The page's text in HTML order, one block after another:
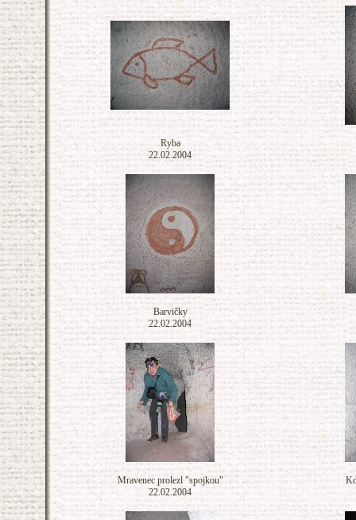
Ryba
22.02.2004
Barvičky
22.02.2004
Mravenec prolezl "spojkou"
22.02.2004